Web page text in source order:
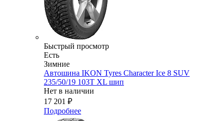
Быстрый просмотр
Есть
Зимние
Автошина IKON Tyres Character Ice 8 SUV
235/50/19 103T XL шип
Нет в наличии
17 201 ₽
Подробнее